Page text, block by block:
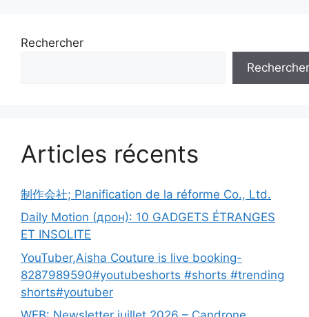
Rechercher
Rechercher
Articles récents
制作会社; Planification de la réforme Co., Ltd.
Daily Motion (дрон): 10 GADGETS ÉTRANGES
ET INSOLITE
YouTuber,Aisha Couture is live booking-
8287989590#youtubeshorts #shorts #trending
shorts#youtuber